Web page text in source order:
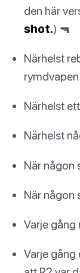
den här
shot.) 🔫
Närhelst
rymdvapen
Närhelst
Närhelst
När någon
När någon
Varje gång
Varje